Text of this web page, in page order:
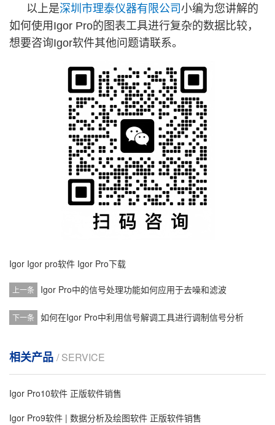
以上是深圳市理泰仪器有限公司 小编为您讲解的
如何使用Igor Pro的图表工具进行复杂的数据比较，
想要咨询Igor软件其他问题请联系。
Igor Igor pro软件 Igor Pro下载
上一条 Igor Pro中的信号处理功能如何应用于去噪和滤波
下一条 如何在Igor Pro中利用信号解调工具进行调制信号分析
相关产品 / SERVICE
Igor Pro10软件 正版软件销售
Igor Pro9软件 | 数据分析及绘图软件 正版软件销售